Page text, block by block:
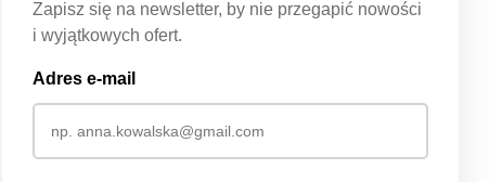
Zapisz się na newsletter, by nie przegapić nowości
i wyjątkowych ofert.
Adres e-mail